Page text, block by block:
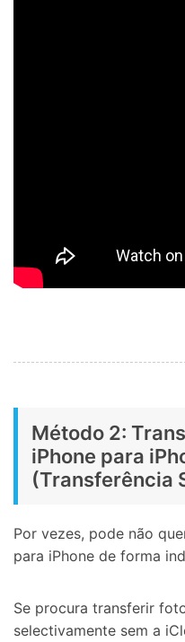
Método 2:
iPhone para
(Transferência
Por vezes, pode não
para iPhone de forma
Se procura transferir
selectivamente sem a